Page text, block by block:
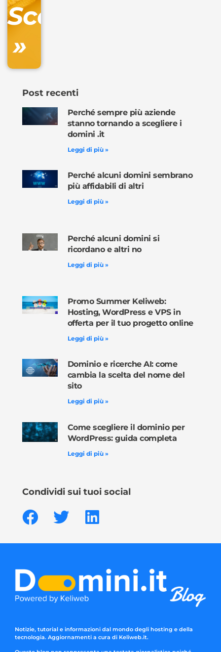
Scopri
»
Post recenti
Perché sempre più aziende
stanno tornando a scegliere i
domini .it
Leggi di più »
Perché alcuni domini sembrano
più affidabili di altri
Leggi di più »
Perché alcuni domini si
ricordano e altri no
Leggi di più »
Promo Summer Keliweb:
Hosting, WordPress e VPS in
offerta per il tuo progetto online
Leggi di più »
Dominio e ricerche AI: come
cambia la scelta del nome del
sito
Leggi di più »
Come scegliere il dominio per
WordPress: guida completa
Leggi di più »
Condividi sui tuoi social
Notizie, tutorial e informazioni dal mondo degli hosting e della
tecnologia. Aggiornamenti a cura di Keliweb.it.